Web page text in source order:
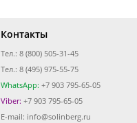
Контакты
Тел.: 8 (800) 505-31-45
Тел.: 8 (495) 975-55-75
WhatsApp: +7 903 795-65-05
Viber: +7 903 795-65-05
E-mail: info@solinberg.ru